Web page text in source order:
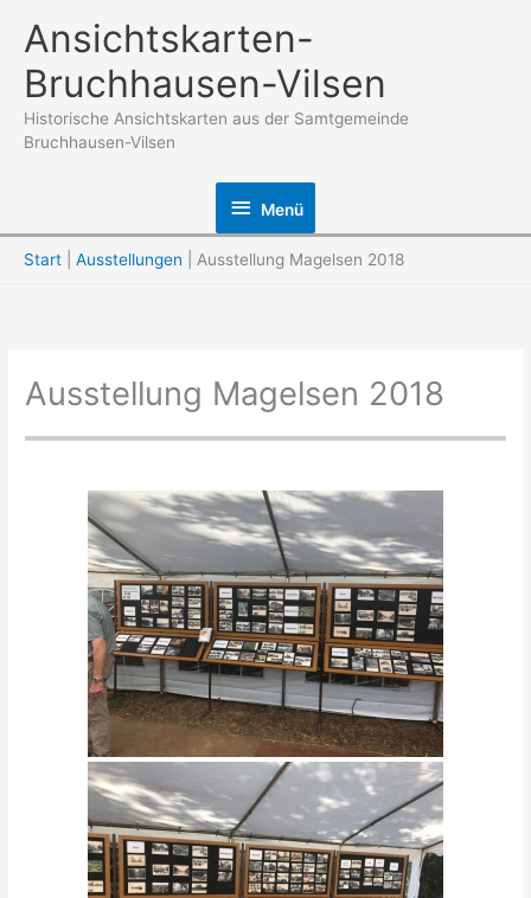
Inhalt
springen
Ansichtskarten-
Bruchhausen-Vilsen
Historische Ansichtskarten aus der Samtgemeinde
Bruchhausen-Vilsen
Menü
Menü
Start Ausstellungen Ausstellung Magelsen 2018
Ausstellung Magelsen 2018